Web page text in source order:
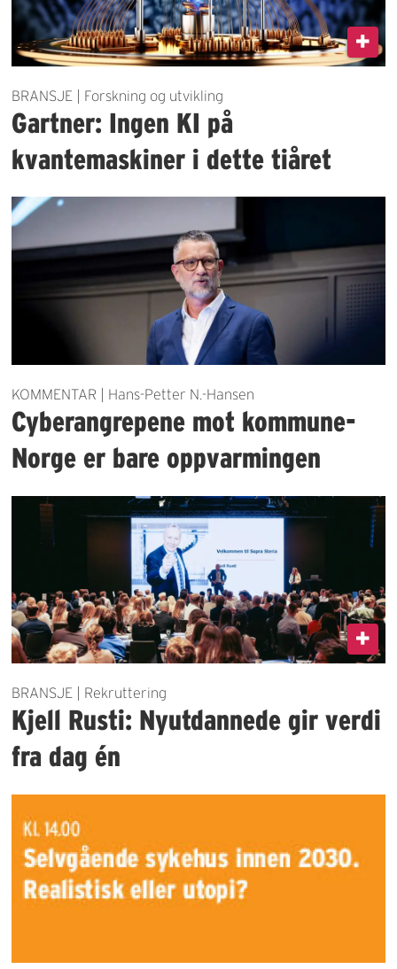
BRANSJE | Forskning og utvikling
Gartner: Ingen KI på
kvantemaskiner i dette tiåret
KOMMENTAR | Hans-Petter N.-Hansen
Cyberangrepene mot kommune-
Norge er bare oppvarmingen
BRANSJE | Rekruttering
Kjell Rusti: Nyutdannede gir verdi
fra dag én